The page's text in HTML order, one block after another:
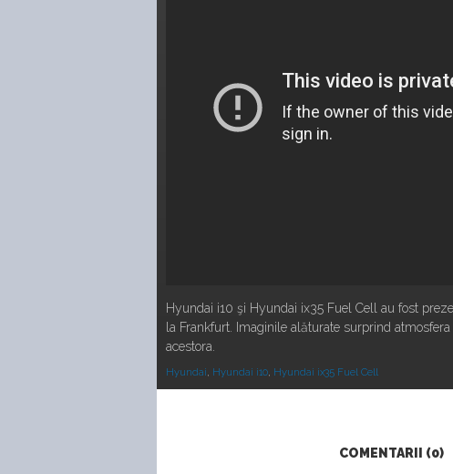
Hyundai i10 şi Hyundai ix35 Fuel Cell au fost
la Frankfurt. Imaginile alăturate surprind
acestora.
Hyundai, Hyundai i10, Hyundai ix35 Fuel Cell
COMENTARII (0)